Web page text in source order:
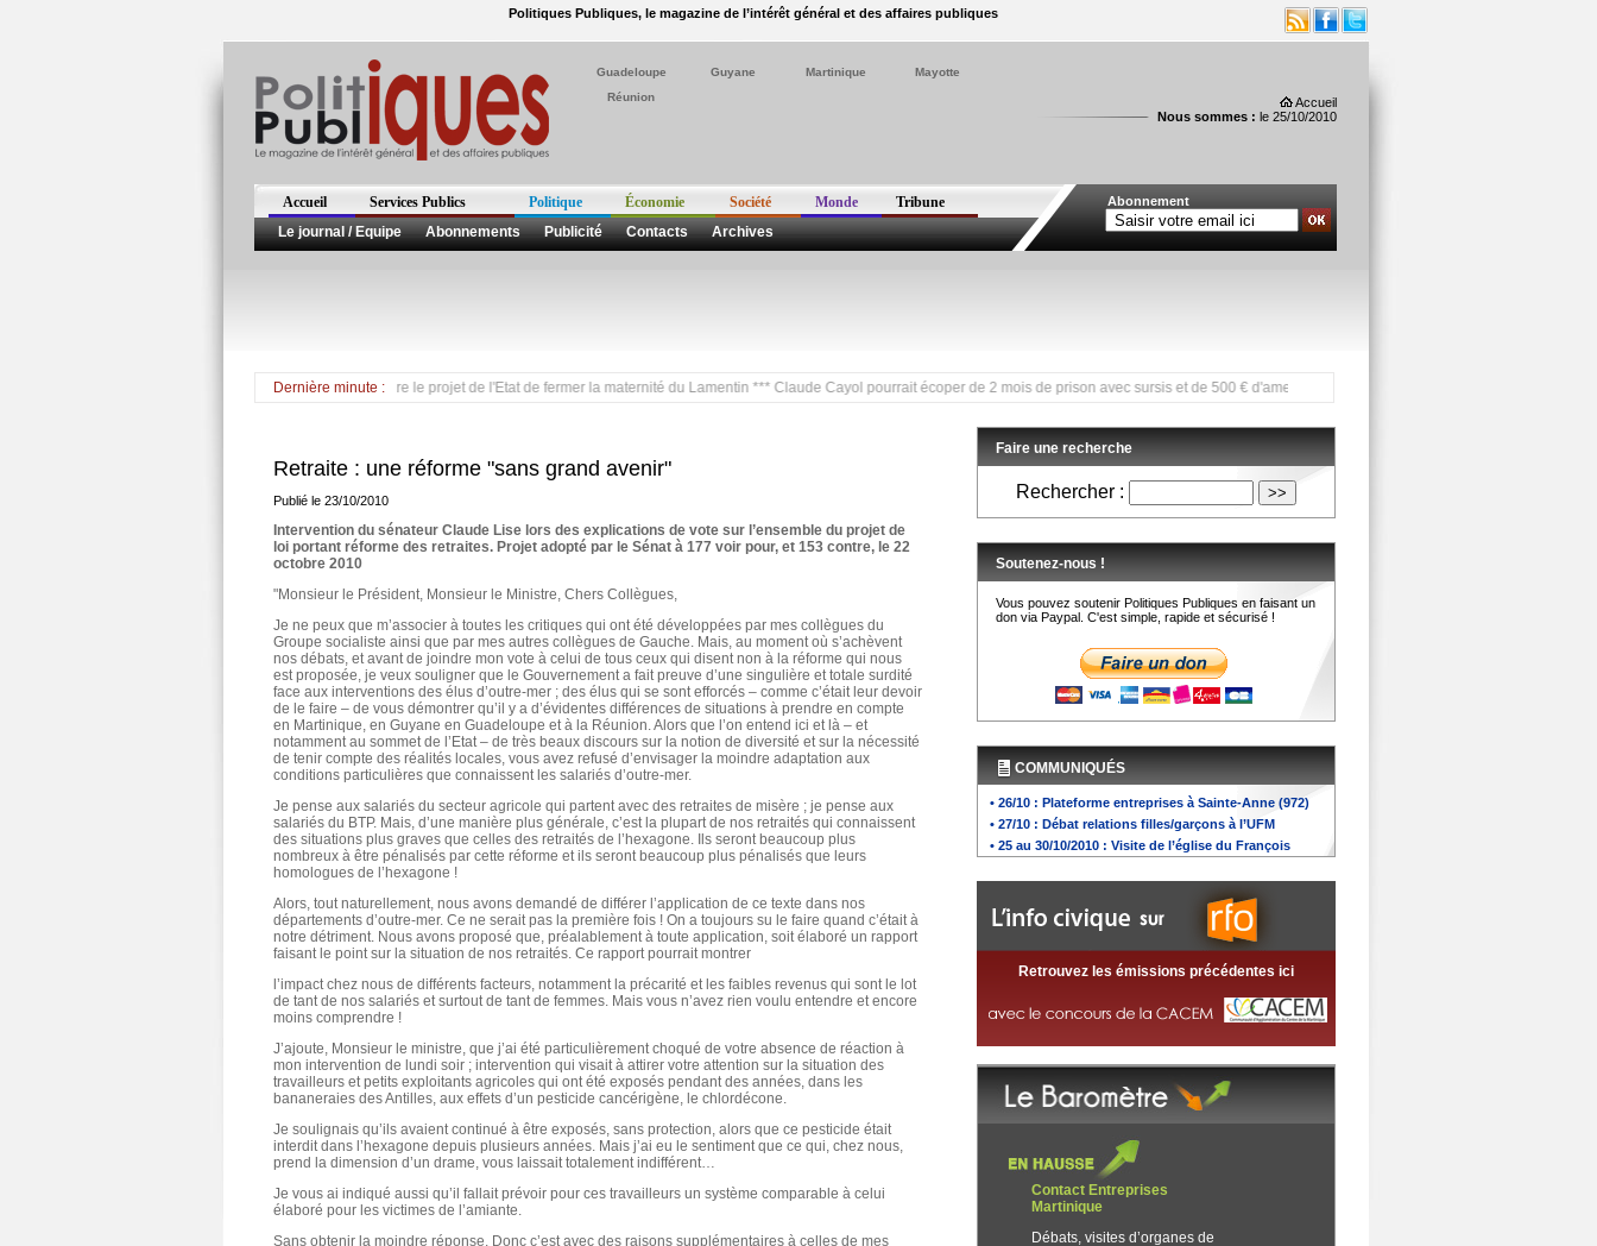
Politiques Publiques, le magazine de l’intérêt général et des affaires publiques
Accueil
Nous sommes : le 25/10/2010
Guadeloupe Guyane Martinique
Mayotte
Réunion
Abonnement
Accueil Services Publics Politique Économie Société Monde
Tribune
Le journal / Equipe
Abonnements Publicité Contacts Archives
Dernière minute :
Le conseil municipal du Lamentin unanime contre le projet de l'Etat de fermer la maternité du Lamentin *** Claude Cayol pourrait écoper de 2 mois de prison avec sursis et de 500 € d'amende pour "incitation à la discrimination..." ***
Retraite : une réforme "sans grand avenir"
Publié le 23/10/2010
Intervention du sénateur Claude Lise lors des explications de vote sur l’ensemble du projet de
loi portant réforme des retraites. Projet adopté par le Sénat à 177 voir pour, et 153 contre, le 22
octobre 2010
"Monsieur le Président, Monsieur le Ministre, Chers Collègues,
Je ne peux que m’associer à toutes les critiques qui ont été développées par mes collègues du
Groupe socialiste ainsi que par mes autres collègues de Gauche. Mais, au moment où s’achèvent
nos débats, et avant de joindre mon vote à celui de tous ceux qui disent non à la réforme qui nous
est proposée, je veux souligner que le Gouvernement a fait preuve d’une singulière et totale surdité
face aux interventions des élus d’outre-mer ; des élus qui se sont efforcés – comme c’était leur devoir
de le faire – de vous démontrer qu’il y a d’évidentes différences de situations à prendre en compte
en Martinique, en Guyane en Guadeloupe et à la Réunion. Alors que l’on entend ici et là – et
notamment au sommet de l’Etat – de très beaux discours sur la notion de diversité et sur la nécessité
de tenir compte des réalités locales, vous avez refusé d’envisager la moindre adaptation aux
conditions particulières que connaissent les salariés d’outre-mer.
Je pense aux salariés du secteur agricole qui partent avec des retraites de misère ; je pense aux
salariés du BTP. Mais, d’une manière plus générale, c’est la plupart de nos retraités qui connaissent
des situations plus graves que celles des retraités de l’hexagone. Ils seront beaucoup plus
nombreux à être pénalisés par cette réforme et ils seront beaucoup plus pénalisés que leurs
homologues de l’hexagone !
Alors, tout naturellement, nous avons demandé de différer l’application de ce texte dans nos
départements d’outre-mer. Ce ne serait pas la première fois ! On a toujours su le faire quand c’était à
notre détriment. Nous avons proposé que, préalablement à toute application, soit élaboré un rapport
faisant le point sur la situation de nos retraités. Ce rapport pourrait montrer
l’impact chez nous de différents facteurs, notamment la précarité et les faibles revenus qui sont le lot
de tant de nos salariés et surtout de tant de femmes. Mais vous n’avez rien voulu entendre et encore
moins comprendre !
J’ajoute, Monsieur le ministre, que j’ai été particulièrement choqué de votre absence de réaction à
mon intervention de lundi soir ; intervention qui visait à attirer votre attention sur la situation des
travailleurs et petits exploitants agricoles qui ont été exposés pendant des années, dans les
bananeraies des Antilles, aux effets d’un pesticide cancérigène, le chlordécone.
Je soulignais qu’ils avaient continué à être exposés, sans protection, alors que ce pesticide était
interdit dans l’hexagone depuis plusieurs années. Mais j’ai eu le sentiment que ce qui, chez nous,
prend la dimension d’un drame, vous laissait totalement indifférent…
Je vous ai indiqué aussi qu’il fallait prévoir pour ces travailleurs un système comparable à celui
élaboré pour les victimes de l’amiante.
Sans obtenir la moindre réponse. Donc c’est avec des raisons supplémentaires à celles de mes
Faire une recherche
Rechercher :
Soutenez-nous !
Vous pouvez soutenir Politiques Publiques en faisant un
don via Paypal. C'est simple, rapide et sécurisé !
COMMUNIQUÉS
• 26/10 : Plateforme entreprises à Sainte-Anne (972)
• 27/10 : Débat relations filles/garçons à l’UFM
• 25 au 30/10/2010 : Visite de l’église du François
Retrouvez les émissions précédentes ici
Contact Entreprises
Martinique
Débats, visites d’organes de